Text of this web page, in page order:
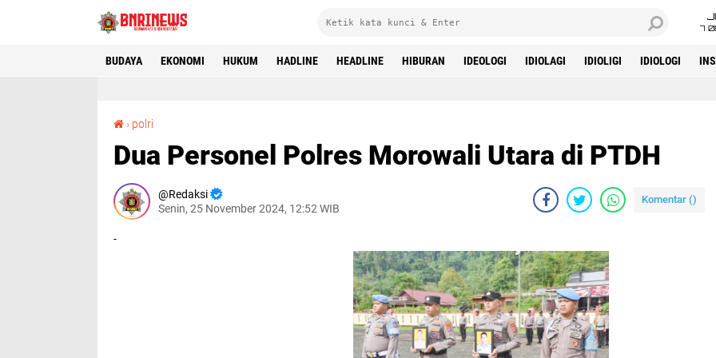
7
BUDAYA EKONOMI HUKUM HADLINE HEADLINE HIBURAN IDEOLOGI IDIOLAGI IDIOLIGI IDIOLOGI
› polri
Dua Personel Polres Morowali Utara di PTDH
Redaksi
Senin, 25 November 2024, 12:52 WIB
Komentar ()
-